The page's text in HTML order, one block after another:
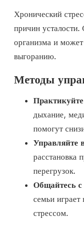
Хронический
причин усталости.
организма и
выгоранию.
Методы
дыхание,
помогут
Управляйте
расстановка
перегрузок.
Общайтесь
семьи
стрессом.